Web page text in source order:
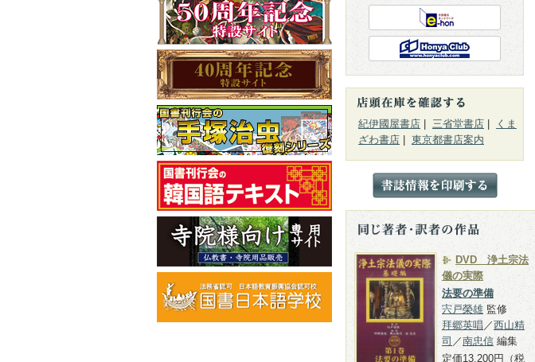
紀伊國屋書店 | 三省堂書店 |
くま
ざわ書店 | 東京都書店案内
DVD 浄土宗法
儀の実際
法要の準備
宍戸榮雄 監修
拜郷英唱 ／西山精
司 ／南忠信 編集
定価13,200円（税